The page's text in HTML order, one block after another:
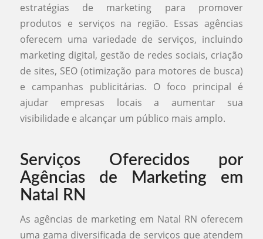
estratégias de marketing para promover
produtos e serviços na região. Essas agências
oferecem uma variedade de serviços, incluindo
marketing digital, gestão de redes sociais, criação
de sites, SEO (otimização para motores de busca)
e campanhas publicitárias. O foco principal é
ajudar empresas locais a aumentar sua
visibilidade e alcançar um público mais amplo.
Serviços Oferecidos por
Agências de Marketing em
Natal RN
As agências de marketing em Natal RN oferecem
uma gama diversificada de serviços que atendem